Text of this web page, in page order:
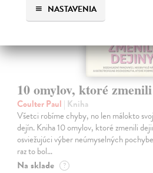
NASTAVENIA
10 omylov, ktoré
Coulter Paul | Kniha
Všetci robíme chyby, no len málokto
dejín. Kniha 10 omylov, ktoré zmenili
osviežujúci výber neúmyselných
raz to bol…
Na sklade ?